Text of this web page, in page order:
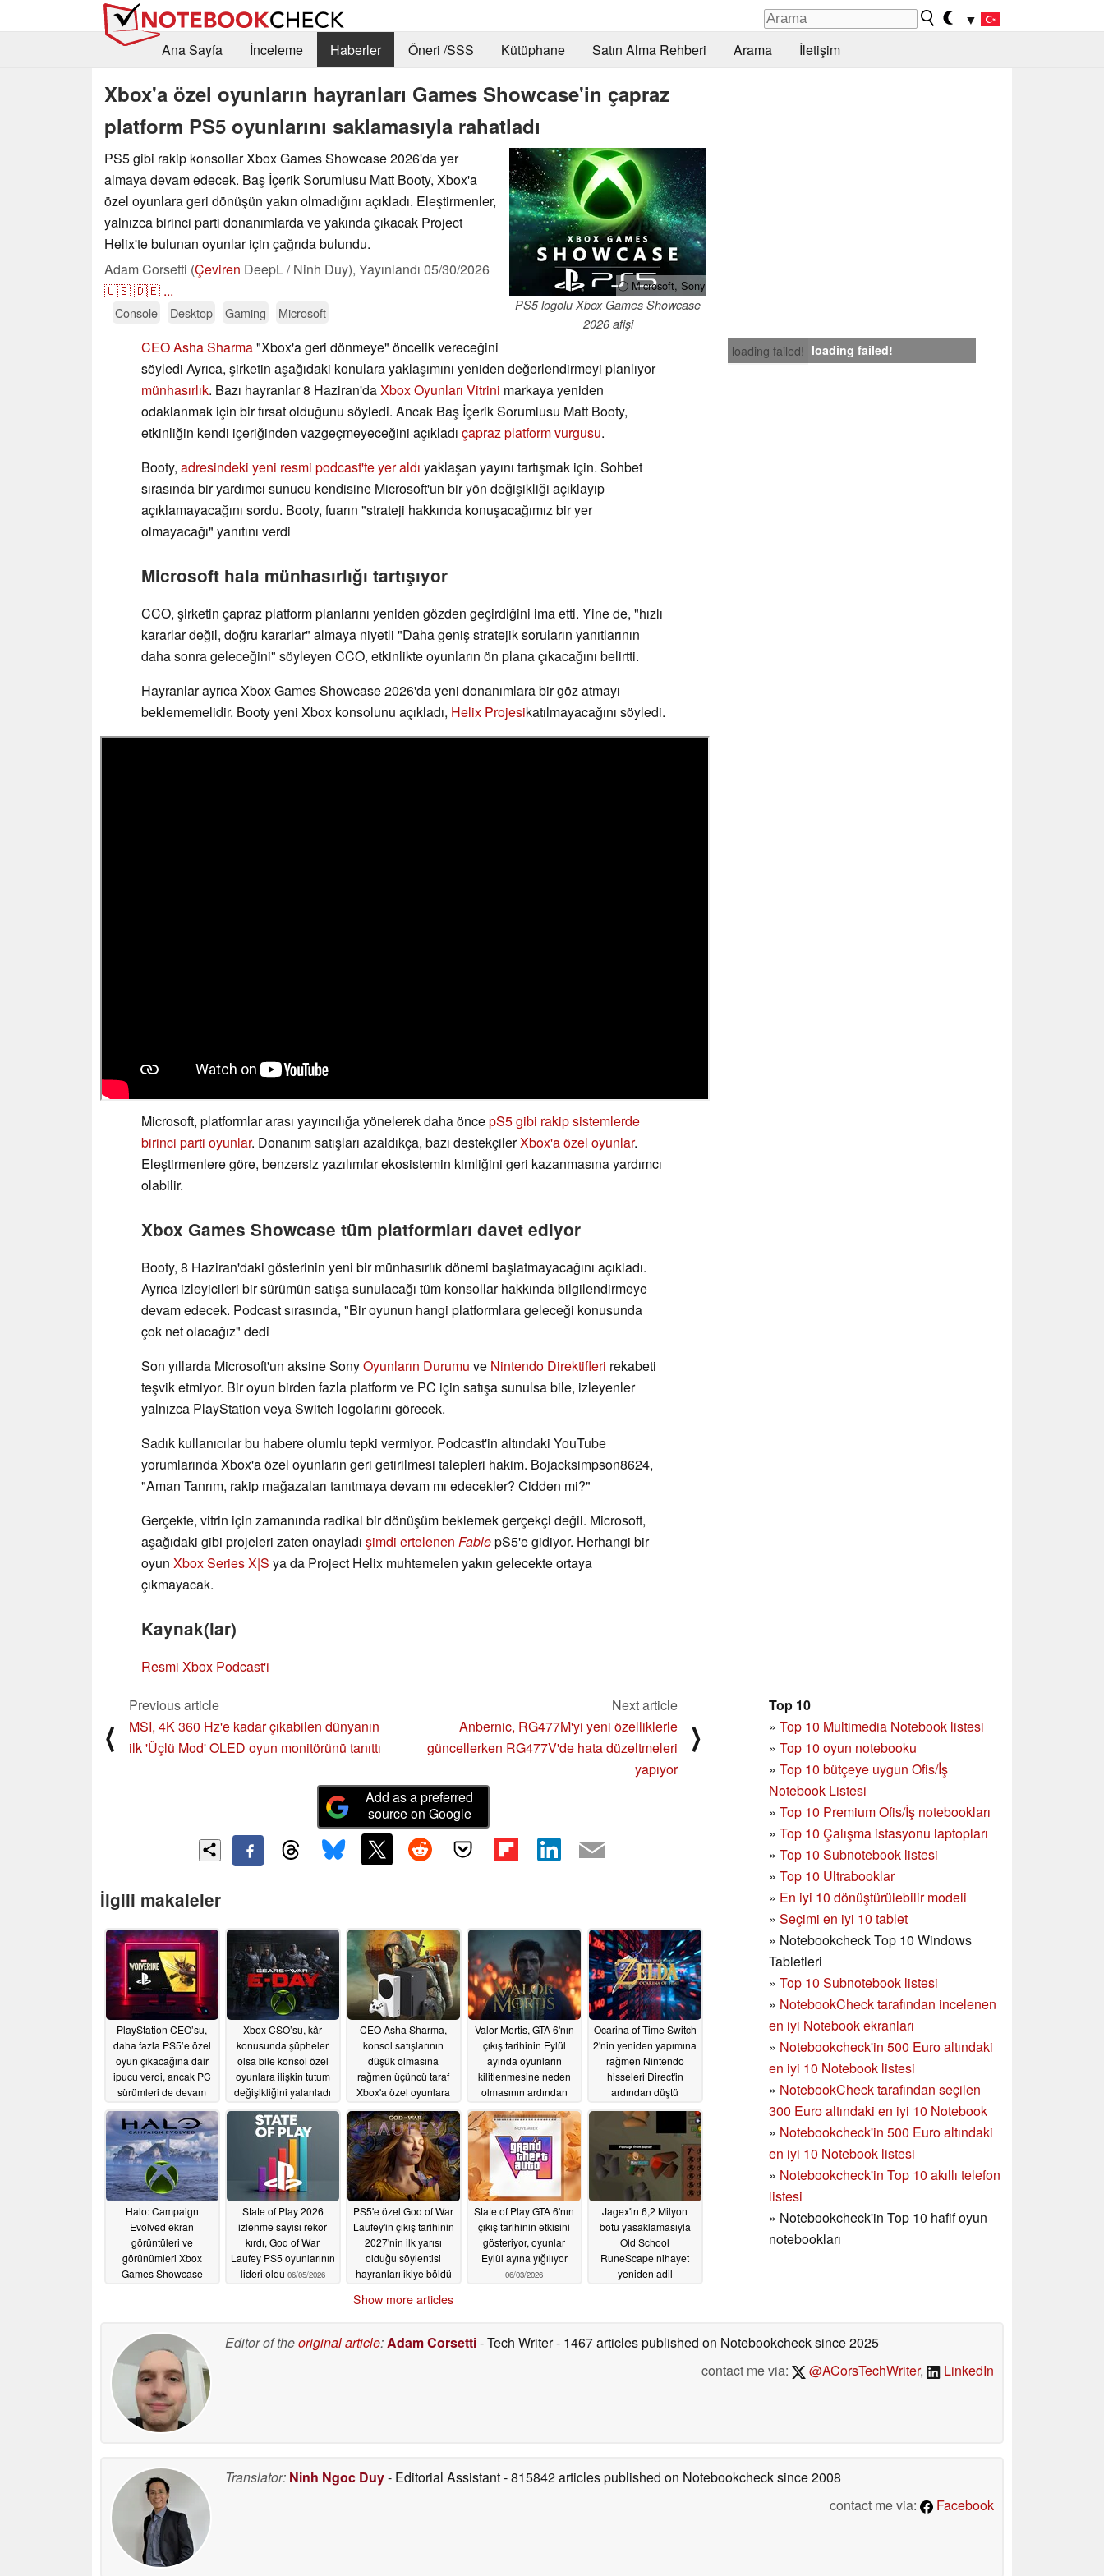
▼
Ana Sayfa
İnceleme Haberler Öneri /SSS Kütüphane Satın Alma Rehberi Arama İletişim
Xbox'a özel oyunların hayranları Games Showcase'in çapraz
platform PS5 oyunlarını saklamasıyla rahatladı
ⓘ Microsoft, Sony
PS5 logolu Xbox Games Showcase
2026 afişi
PS5 gibi rakip konsollar Xbox Games Showcase 2026'da yer
almaya devam edecek. Baş İçerik Sorumlusu Matt Booty, Xbox'a
özel oyunlara geri dönüşün yakın olmadığını açıkladı. Eleştirmenler,
yalnızca birinci parti donanımlarda ve yakında çıkacak Project
Helix'te bulunan oyunlar için çağrıda bulundu.
Adam Corsetti (Çeviren DeepL / Ninh Duy), Yayınlandı 05/30/2026
🇺🇸🇩🇪 ...
Console Desktop Gaming Microsoft
loading failed! loading failed!
CEO Asha Sharma"Xbox'a geri dönmeye" öncelik vereceğini
söyledi Ayrıca, şirketin aşağıdaki konulara yaklaşımını yeniden değerlendirmeyi planlıyor
münhasırlık. Bazı hayranlar 8 Haziran'daXbox Oyunları Vitrini markaya yeniden
odaklanmak için bir fırsat olduğunu söyledi. Ancak Baş İçerik Sorumlusu Matt Booty,
etkinliğin kendi içeriğinden vazgeçmeyeceğini açıkladı çapraz platform vurgusu.
Booty, adresindeki yeni resmi podcast'te yer aldı yaklaşan yayını tartışmak için. Sohbet
sırasında bir yardımcı sunucu kendisine Microsoft'un bir yön değişikliği açıklayıp
açıklamayacağını sordu. Booty, fuarın "strateji hakkında konuşacağımız bir yer
olmayacağı" yanıtını verdi
Microsoft hala münhasırlığı tartışıyor
CCO, şirketin çapraz platform planlarını yeniden gözden geçirdiğini ima etti. Yine de, "hızlı
kararlar değil, doğru kararlar" almaya niyetli "Daha geniş stratejik soruların yanıtlarının
daha sonra geleceğini" söyleyen CCO, etkinlikte oyunların ön plana çıkacağını belirtti.
Hayranlar ayrıca Xbox Games Showcase 2026'da yeni donanımlara bir göz atmayı
beklememelidir. Booty yeni Xbox konsolunu açıkladı, Helix Projesikatılmayacağını söyledi.
Microsoft, platformlar arası yayıncılığa yönelerek daha öncepS5 gibi rakip sistemlerde
birinci parti oyunlar. Donanım satışları azaldıkça, bazı destekçilerXbox'a özel oyunlar.
Eleştirmenlere göre, benzersiz yazılımlar ekosistemin kimliğini geri kazanmasına yardımcı
olabilir.
Xbox Games Showcase tüm platformları davet ediyor
Booty, 8 Haziran'daki gösterinin yeni bir münhasırlık dönemi başlatmayacağını açıkladı.
Ayrıca izleyicileri bir sürümün satışa sunulacağı tüm konsollar hakkında bilgilendirmeye
devam edecek. Podcast sırasında, "Bir oyunun hangi platformlara geleceği konusunda
çok net olacağız" dedi
Son yıllarda Microsoft'un aksine SonyOyunların Durumu ve Nintendo Direktifleri rekabeti
teşvik etmiyor. Bir oyun birden fazla platform ve PC için satışa sunulsa bile, izleyenler
yalnızca PlayStation veya Switch logolarını görecek.
Sadık kullanıcılar bu habere olumlu tepki vermiyor. Podcast'in altındaki YouTube
yorumlarında Xbox'a özel oyunların geri getirilmesi talepleri hakim. Bojacksimpson8624,
"Aman Tanrım, rakip mağazaları tanıtmaya devam mı edecekler? Cidden mi?"
Gerçekte, vitrin için zamanında radikal bir dönüşüm beklemek gerçekçi değil. Microsoft,
aşağıdaki gibi projeleri zaten onayladı şimdi ertelenen FablepS5'e gidiyor. Herhangi bir
oyun Xbox Series X|S ya da Project Helix muhtemelen yakın gelecekte ortaya
çıkmayacak.
Kaynak(lar)
Resmi Xbox Podcast'i
Top 10
» Top 10 Multimedia Notebook listesi
» Top 10 oyun notebooku
» Top 10 bütçeye uygun Ofis/İş
Notebook Listesi
» Top 10 Premium Ofis/İş notebookları
» Top 10 Çalışma istasyonu laptopları
» Top 10 Subnotebook listesi
» Top 10 Ultrabooklar
» En iyi 10 dönüştürülebilir modeli
» Seçimi en iyi 10 tablet
» Notebookcheck Top 10 Windows
Tabletleri
» Top 10 Subnotebook listesi
» NotebookCheck tarafından incelenen
en iyi Notebook ekranları
» Notebookcheck'in 500 Euro altındaki
en iyi 10 Notebook listesi
» NotebookCheck tarafından seçilen
300 Euro altındaki en iyi 10 Notebook
» Notebookcheck'in 500 Euro altındaki
en iyi 10 Notebook listesi
» Notebookcheck'in Top 10 akıllı telefon
listesi
» Notebookcheck'in Top 10 hafif oyun
notebookları
⟨
Previous article
MSI, 4K 360 Hz'e kadar çıkabilen dünyanın
ilk 'Üçlü Mod' OLED oyun monitörünü tanıttı
Next article
Anbernic, RG477M'yi yeni özelliklerle
güncellerken RG477V'de hata düzeltmeleri
yapıyor
⟩
Add as a preferred
source on Google
İlgili makaleler
PlayStation CEO’su,
daha fazla PS5’e özel
oyun çıkacağına dair
ipucu verdi, ancak PC
sürümleri de devam
06/19/2026
Xbox CSO’su, kâr
konusunda şüpheler
olsa bile konsol özel
oyunlara ilişkin tutum
değişikliğini yalanladı
06/17/2026
CEO Asha Sharma,
konsol satışlarının
düşük olmasına
rağmen üçüncü taraf
Xbox'a özel oyunlara
06/12/2026
Valor Mortis, GTA 6'nın
çıkış tarihinin Eylül
ayında oyunların
kilitlenmesine neden
olmasının ardından
06/11/2026
Ocarina of Time Switch
2'nin yeniden yapımına
rağmen Nintendo
hisseleri Direct'in
ardından düştü
06/10/2026
Halo: Campaign
Evolved ekran
görüntüleri ve
görünümleri Xbox
Games Showcase
State of Play 2026
izlenme sayısı rekor
kırdı, God of War
Laufey PS5 oyunlarının
lideri oldu 06/05/2026
PS5'e özel God of War
Laufey'in çıkış tarihinin
2027'nin ilk yarısı
olduğu söylentisi
hayranları ikiye böldü
State of Play GTA 6'nın
çıkış tarihinin etkisini
gösteriyor, oyunlar
Eylül ayına yığılıyor
06/03/2026
Jagex'in 6,2 Milyon
botu yasaklamasıyla
Old School
RuneScape nihayet
yeniden adil
Show more articles
Editor of theoriginal article:Adam Corsetti- Tech Writer- 1467 articles published on Notebookchecksince 2025
contact me via:
@ACorsTechWriter, LinkedIn
Translator: Ninh Ngoc Duy- Editorial Assistant- 815842 articles published on Notebookchecksince 2008
contact me via:
Facebook